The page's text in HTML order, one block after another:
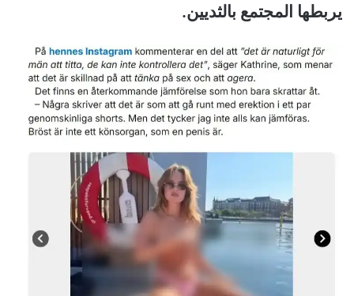
يربطها المجتمع بالثديين.